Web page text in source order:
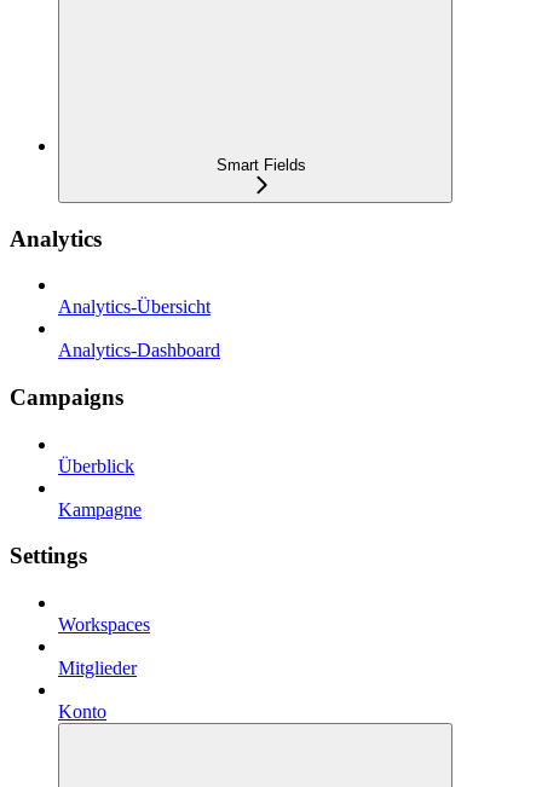
Smart Fields
Analytics
Analytics-Übersicht
Analytics-Dashboard
Campaigns
Überblick
Kampagne
Settings
Workspaces
Mitglieder
Konto